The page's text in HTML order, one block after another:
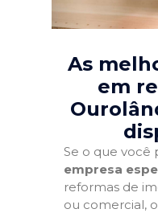
As
em
Se o que você
empresa
reformas de
ou comercial,